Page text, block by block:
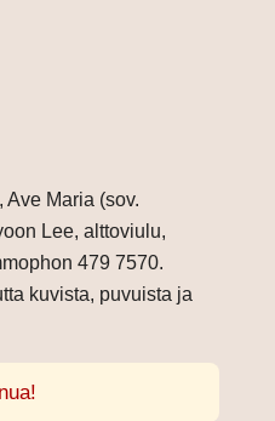
Maria (sov.
Lee, alttoviulu,
479 7570.
kuvista, puvuista ja